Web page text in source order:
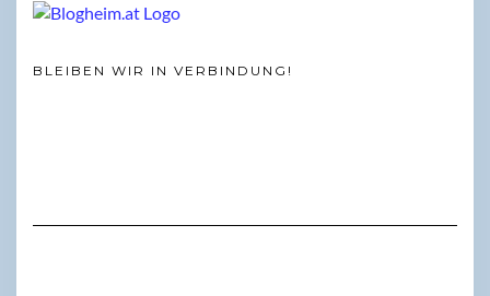
BLEIBEN WIR IN VERBINDUNG!